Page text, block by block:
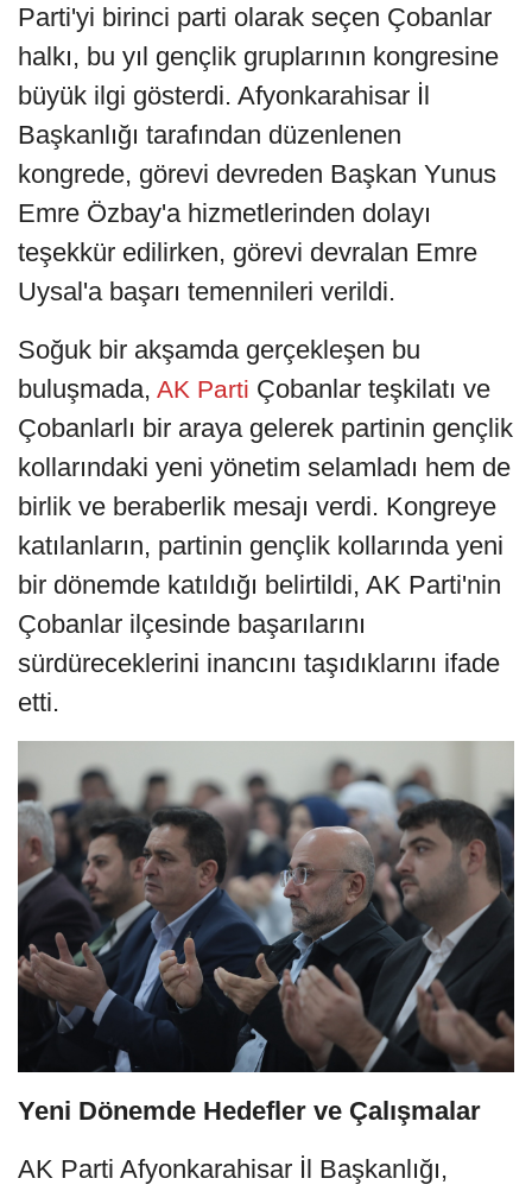
Parti'yi birinci parti olarak seçen Çobanlar
halkı, bu yıl gençlik gruplarının kongresine
büyük ilgi gösterdi. Afyonkarahisar İl
Başkanlığı tarafından düzenlenen
kongrede, görevi devreden Başkan Yunus
Emre Özbay'a hizmetlerinden dolayı
teşekkür edilirken, görevi devralan Emre
Uysal'a başarı temennileri verildi.
Soğuk bir akşamda gerçekleşen bu
buluşmada, AK Parti Çobanlar teşkilatı ve
Çobanlarlı bir araya gelerek partinin gençlik
kollarındaki yeni yönetim selamladı hem de
birlik ve beraberlik mesajı verdi. Kongreye
katılanların, partinin gençlik kollarında yeni
bir dönemde katıldığı belirtildi, AK Parti'nin
Çobanlar ilçesinde başarılarını
sürdüreceklerini inancını taşıdıklarını ifade
etti.
Yeni Dönemde Hedefler ve Çalışmalar
AK Parti Afyonkarahisar İl Başkanlığı,